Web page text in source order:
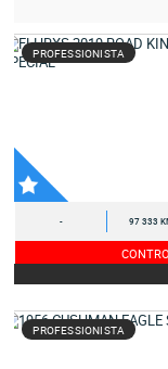
PROFESSIONISTA
- 97 333
PROFESSIONISTA